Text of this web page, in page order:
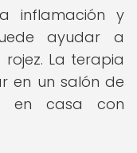
inflamación y
ayudar a
La terapia
en un salón de
en casa con